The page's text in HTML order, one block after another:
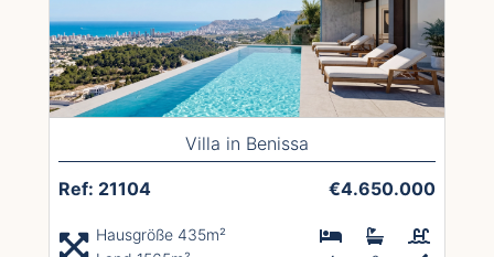
Villa in Benissa
Ref: 21104 €4.650.000
Hausgröße 435m²